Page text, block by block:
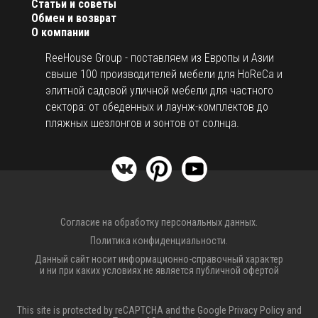
долговечность;
соблюдение всех самых строгих гигиенических
Широкая линейка продукции Ancap - это профессиональные
кофейные чашки для эспрессо, капучино, латте, гейзерные
кофеварки и разноцветные чашки имеющие индивидуальный
стиль и высококачественные материалы. Продуманный
дизайн моделей, толстые стенки, сохраняющие температуру,
для использования в жестких условиях интенсивной
профессиональной эксплуатации.
Для полученияоптового прайс-листасвяжитесь с нашими
телефону
либо отправьте запрос на
электронную почту.
О компании
ReeHouse Group - поставляем из Европы и Азии
свыше 100 производителей мебели для HoReCa и
элитной садовой уличной мебели для частного
сектора: от обеденных и лаунж-комплектов до
пляжных шезлонгов и зонтов от солнца.
Статьи и советы
Обмен и возврат
Согласие на обработку персональных данных.
Политика конфиденциальности.
Данный сайт носит информационно-справочный характер
и ни при каких условиях не является публичной офертой
This site is protected by reCAPTCHA and the Google Privacy Policyand